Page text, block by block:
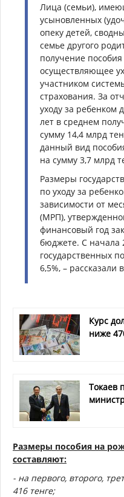
Лица (семьи),
усыновленных
опеку детей,
семье другого
получение пособия
осуществляющее
участником
страхования. За
уходу за ребенком
лет в среднем
сумму 14,4 млрд
данный вид
на сумму 3,7 млрд
Размеры
по уходу за
зависимости от
(МРП),
финансовый год
бюджете. С начала
государственных
6,5%, – рассказали
Курс
ниже
Токаев
Размеры пособия на
составляют:
- на первого, второго,
416 тенге;